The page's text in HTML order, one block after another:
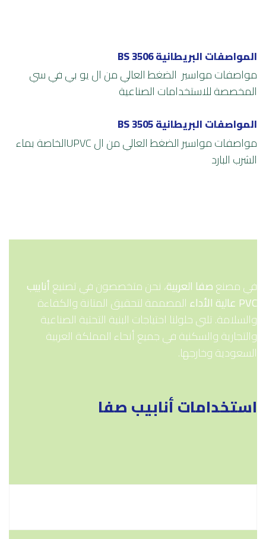
المواصفات البريطانية BS 3506
مواصفات مواسير الضغط العالي من ال يو بي في سي
المخصصة للاستخدامات الصناعية
المواصفات البريطانية BS 3505
م
واصفات مواسير الضغط العالي من ال UPVCالخاصة بماء
الشرب البارد
في مصنعصفا العربية، نحن متخصصون في تصنيعأنابيب
PVC عالية الأداء
المصممة لتحقيق المتانة والكفاءة
والسلامة. تلبي حلولنا احتياجات البنية التحتية الصناعية
والتجارية والسكنية في جميع أنحاء المملكة العربية
السعودية وخارجها.
استخدامات أنابيب صفا